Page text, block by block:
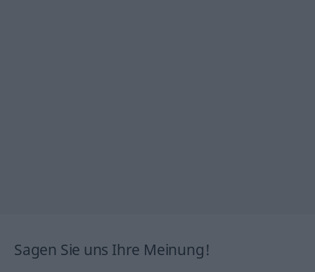
Sagen Sie uns Ihre Meinung!